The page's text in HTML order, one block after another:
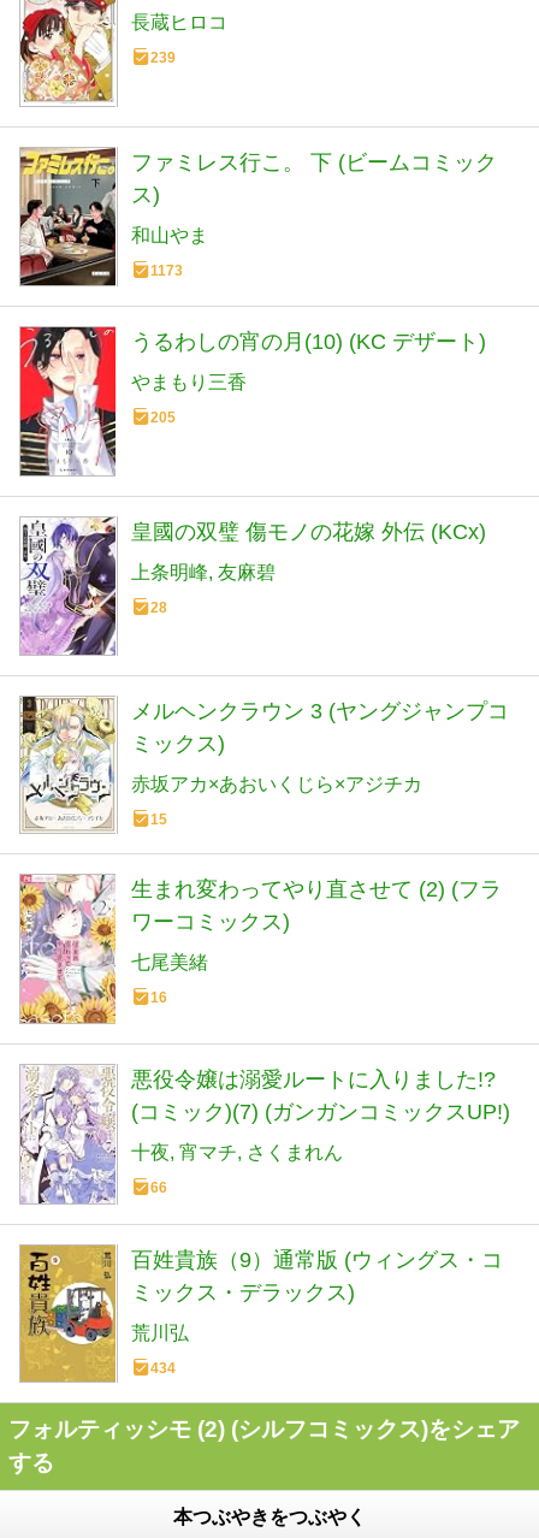
長蔵ヒロコ
239
ファミレス行こ。 下 (ビームコミック
ス)
和山やま
1173
うるわしの宵の月(10) (KC デザート)
やまもり三香
205
皇國の双璧 傷モノの花嫁 外伝 (KCx)
上条明峰 友麻碧
28
メルヘンクラウン 3 (ヤングジャンプコ
ミックス)
赤坂アカ×あおいくじら×アジチカ
15
生まれ変わってやり直させて (2) (フラ
ワーコミックス)
七尾美緒
16
悪役令嬢は溺愛ルートに入りました!?
(コミック)(7) (ガンガンコミックスUP!)
十夜 宵マチ さくまれん
66
百姓貴族（9）通常版 (ウィングス・コ
ミックス・デラックス)
荒川弘
434
フォルティッシモ (2) (シルフコミックス)をシェア
する
本つぶやきをつぶやく